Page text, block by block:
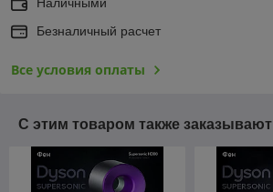
Безналичный расчет
Все условия оплаты
С этим товаром также заказывают